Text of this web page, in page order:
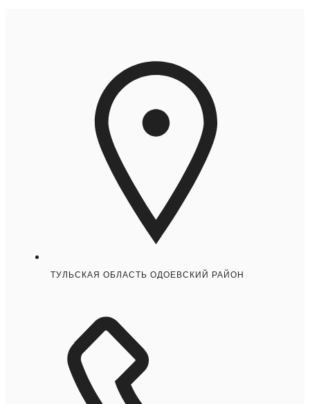
ТУЛЬСКАЯ ОБЛАСТЬ ОДОЕВСКИЙ РАЙОН